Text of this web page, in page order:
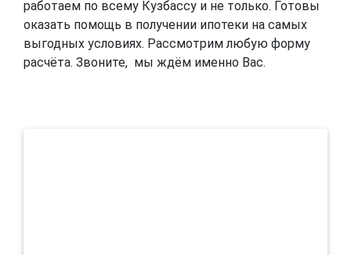
работаем по всему Кузбассу и не только. Готовы
оказать помощь в получении ипотеки на самых
выгодных условиях. Рассмотрим любую форму
расчёта. Звоните, мы ждём именно Вас.